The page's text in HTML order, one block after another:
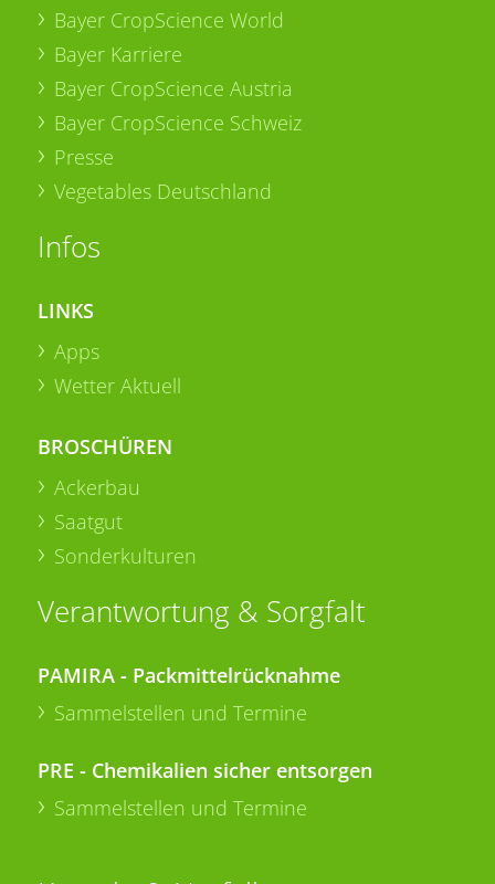
Bayer CropScience World
Bayer Karriere
Bayer CropScience Austria
Bayer CropScience Schweiz
Presse
Vegetables Deutschland
Infos
LINKS
Apps
Wetter Aktuell
BROSCHÜREN
Ackerbau
Saatgut
Sonderkulturen
Verantwortung & Sorgfalt
PAMIRA - Packmittelrücknahme
Sammelstellen und Termine
PRE - Chemikalien sicher entsorgen
Sammelstellen und Termine